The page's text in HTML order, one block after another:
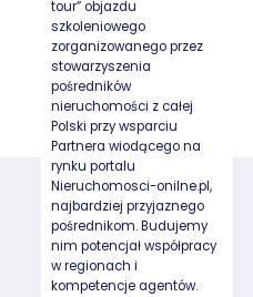
tour” objazdu
szkoleniowego
zorganizowanego przez
stowarzyszenia
pośredników
nieruchomości z całej
Polski przy wsparciu
Partnera wiodącego na
rynku portalu
Nieruchomosci-onilne.pl,
najbardziej przyjaznego
pośrednikom. Budujemy
nim potencjał współpracy
w regionach i
kompetencje agentów.